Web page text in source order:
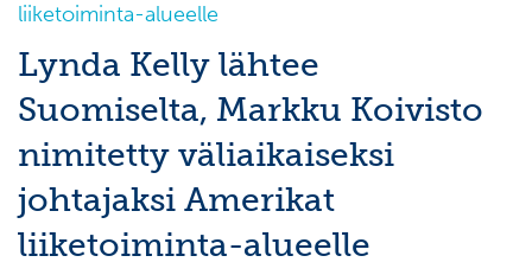
liiketoiminta-alueelle
Lynda Kelly lähtee
Suomiselta, Markku Koivisto
nimitetty väliaikaiseksi
johtajaksi Amerikat
liiketoiminta-alueelle